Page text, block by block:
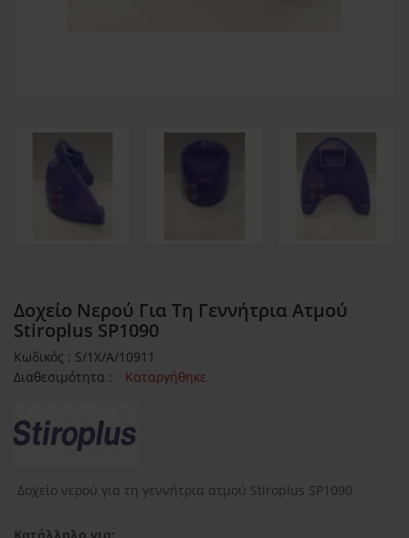
Δοχείο Νερού Για Τη Γεννήτρια Ατμού
Stiroplus SP1090
Κωδικός : S/1X/A/10911
Διαθεσιμότητα :
Καταργήθηκε
Δοχείο νερού για τη γεννήτρια ατμού Stiroplus SP1090